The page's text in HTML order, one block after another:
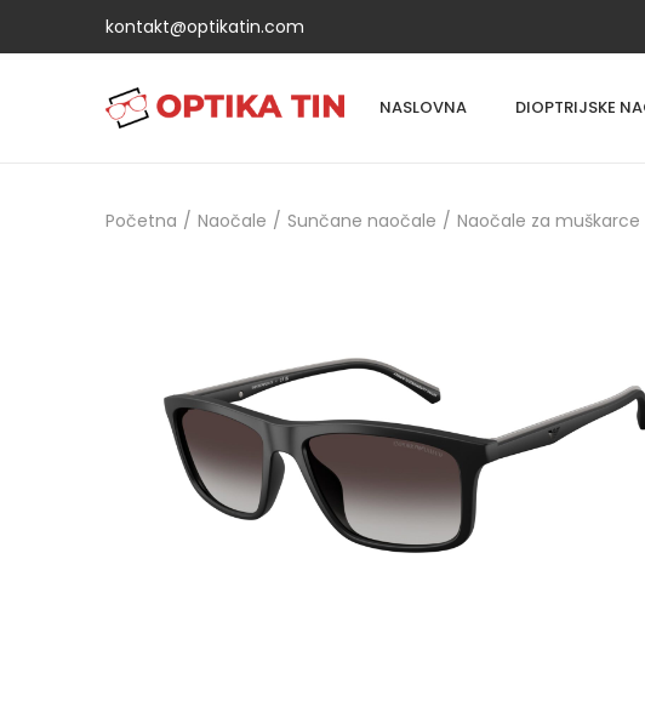
kontakt@optikatin.com
NASLOVNA DIOPTRIJSKE
Početna / Naočale / Sunčane naočale / Naočale za muškarce